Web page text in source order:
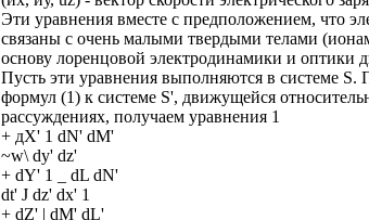
Эти уравнения вместе с предположением, что
связаны с очень малыми твердыми телами
основу лоренцовой электродинамики и оптики
Пусть эти уравнения выполняются в системе
формул (1) к системе S', движущейся
рассуждениях, получаем уравнения 1
+ дХ' 1 dN' dM'
~w\ dy' dz'
+ dY' 1 _ dL dN'
dt' J dz' dx' 1
+ dZ' | dM' dL'